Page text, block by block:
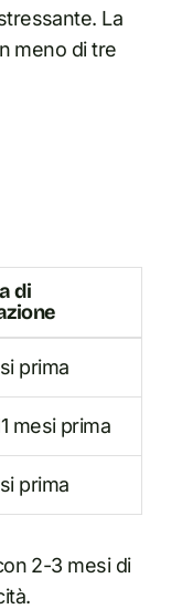
La
meno di tre
di
prima
mesi prima
prima
2-3 mesi di